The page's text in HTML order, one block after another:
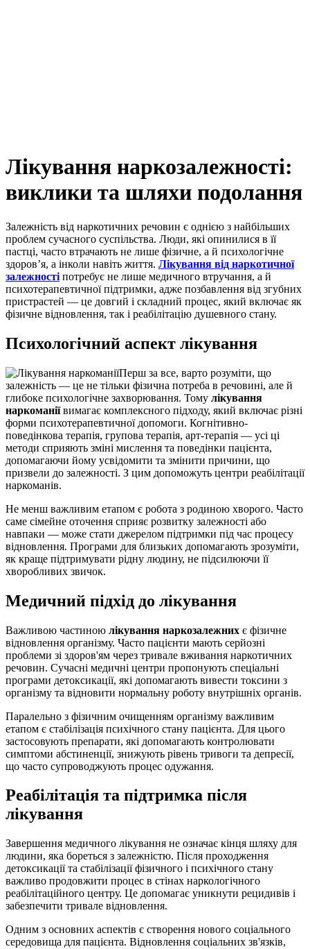
Лікування наркозалежності:
виклики та шляхи подолання
Залежність від наркотичних речовин є однією з найбільших
проблем сучасного суспільства. Люди, які опинилися в її
пастці, часто втрачають не лише фізичне, а й психологічне
здоров’я, а інколи навіть життя. Лікування від наркотичної
залежності потребує не лише медичного втручання, а й
психотерапевтичної підтримки, адже позбавлення від згубних
пристрастей — це довгий і складний процес, який включає як
фізичне відновлення, так і реабілітацію душевного стану.
Психологічний аспект лікування
Перш за все, варто розуміти, що
залежність — це не тільки фізична потреба в речовині, але й
глибоке психологічне захворювання. Тому лікування
наркоманіївимагає комплексного підходу, який включає різні
форми психотерапевтичної допомоги. Когнітивно-
поведінкова терапія, групова терапія, арт-терапія — усі ці
методи сприяють зміні мислення та поведінки пацієнта,
допомагаючи йому усвідомити та змінити причини, що
призвели до залежності. З цим допоможуть центри реабілітації
наркоманів.
Не менш важливим етапом є робота з родиною хворого. Часто
саме сімейне оточення сприяє розвитку залежності або
навпаки — може стати джерелом підтримки під час процесу
відновлення. Програми для близьких допомагають зрозуміти,
як краще підтримувати рідну людину, не підсилюючи її
хворобливих звичок.
Медичний підхід до лікування
Важливою частиною лікування наркозалежних є фізичне
відновлення організму. Часто пацієнти мають серйозні
проблеми зі здоров'ям через тривале вживання наркотичних
речовин. Сучасні медичні центри пропонують спеціальні
програми детоксикації, які допомагають вивести токсини з
організму та відновити нормальну роботу внутрішніх органів.
Паралельно з фізичним очищенням організму важливим
етапом є стабілізація психічного стану пацієнта. Для цього
застосовують препарати, які допомагають контролювати
симптоми абстиненції, знижують рівень тривоги та депресії,
що часто супроводжують процес одужання.
Реабілітація та підтримка після
лікування
Завершення медичного лікування не означає кінця шляху для
людини, яка бореться з залежністю. Після проходження
детоксикації та стабілізації фізичного і психічного стану
важливо продовжити процес в стінах наркологічного
реабілітаційного центру. Це допомагає уникнути рецидивів і
забезпечити тривале відновлення.
Одним з основних аспектів є створення нового соціального
середовища для пацієнта. Відновлення соціальних зв'язків,